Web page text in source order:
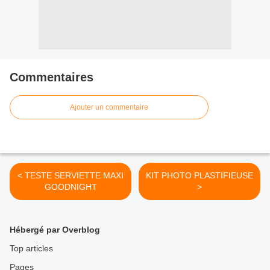
Commentaires
Ajouter un commentaire
< TESTE SERVIETTE MAXI
GOODNIGHT
KIT PHOTO PLASTIFIEUSE
>
Hébergé par Overblog
Top articles
Pages